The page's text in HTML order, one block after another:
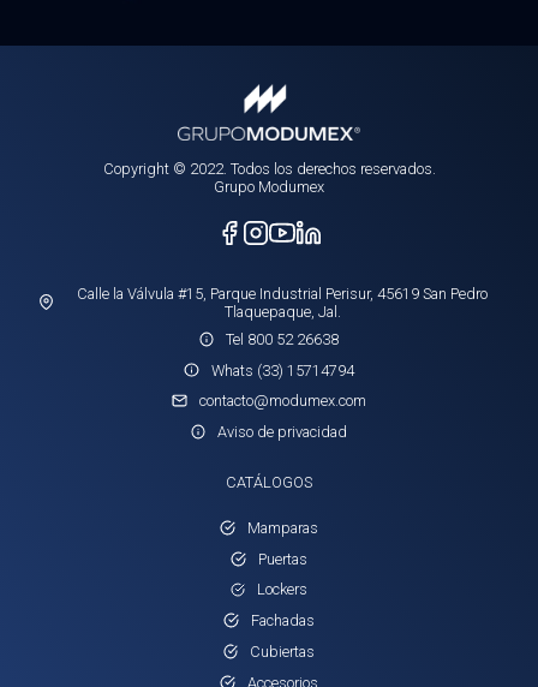
Copyright © 2022. Todos los derechos reservados.
Grupo Modumex
Calle la Válvula #15, Parque Industrial Perisur, 45619 San Pedro
Tlaquepaque, Jal.
Tel 800 52 26638
Whats (33) 15714794
contacto@modumex.com
Aviso de privacidad
CATÁLOGOS
Mamparas
Puertas
Lockers
Fachadas
Cubiertas
Accesorios